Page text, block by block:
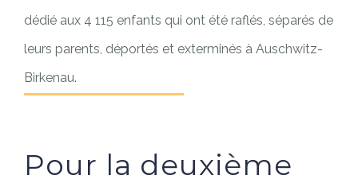
dédié aux 4 115 enfants qui ont été raflés, séparés de
leurs parents, déportés et exterminés à Auschwitz-
Birkenau.
Pour la deuxième